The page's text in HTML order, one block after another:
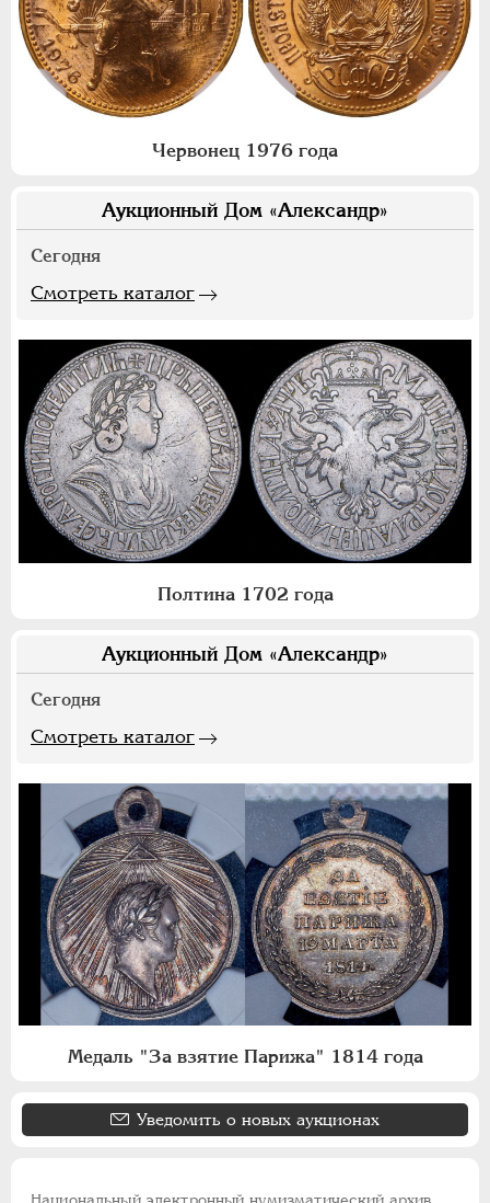
Червонец 1976 года
Аукционный Дом «Александр»
Сегодня
Смотреть каталог
Полтина 1702 года
Аукционный Дом «Александр»
Сегодня
Смотреть каталог
Медаль "За взятие Парижа" 1814 года
Уведомить о новых аукционах